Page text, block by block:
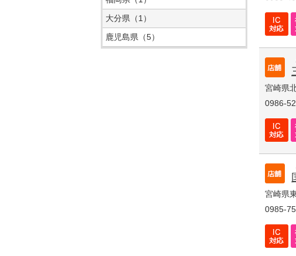
宮崎県
0986-
宮崎県
0985-
大分県 （1）
鹿児島県 （5）